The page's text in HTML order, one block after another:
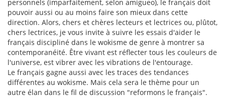
personnels (imparfaitement, selon amigueo), le français doit
pouvoir aussi ou au moins faire son mieux dans cette
direction. Alors, chers et chères lecteurs et lectrices ou, plûtot,
chers lectrices, je vous invite à suivre les essais d'aider le
français discipliné dans le wokisme de genre à montrer sa
contemporanéité. Être vivant est réflecter tous les couleurs de
l'universe, est vibrer avec les vibrations de l'entourage.
Le français gagne aussi avec les traces des tendances
différentes au wokisme. Mais cela sera le thème pour un
autre élan dans le fil de discussion "reformons le français".